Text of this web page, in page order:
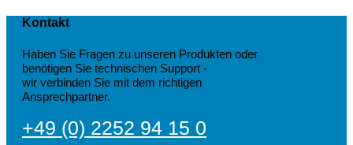
Kontakt
Haben Sie Fragen zu unseren Produkten oder
benötigen Sie technischen Support -
wir verbinden Sie mit dem richtigen
Ansprechpartner.
+49 (0) 2252 94 15 0